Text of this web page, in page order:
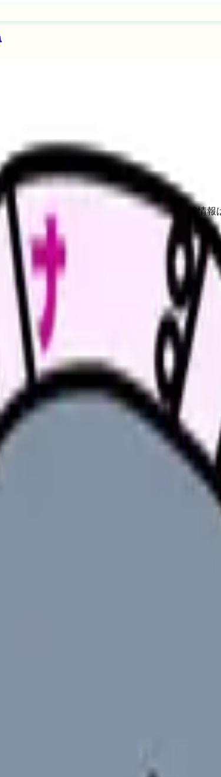
への問い合わせ導線を設置しています。掲載情
最新条件は公的機関・勤務先・各サービス公式
で、その後のキャリアと評判が大きく変わります。
・転職準備